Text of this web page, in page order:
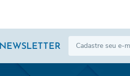
NEWSLETTER